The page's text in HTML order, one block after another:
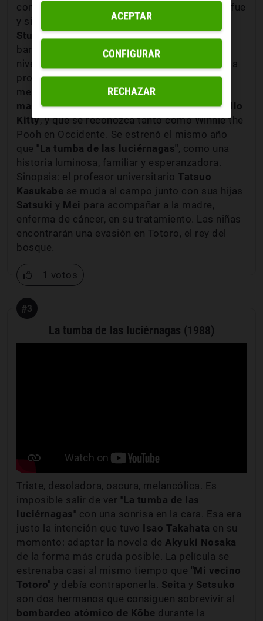
compañía por casualidad.
"Mi vecino Totoro"
fue
y sigue siendo la película más arriesgada de
Studio Ghibli: salvó sus cuentas de la
bancarrota y proyectó la imagen del equipo a
nivel internacional. Siendo sinceros, más que la
propia cinta lo que lo petó de verdad fue el
merchandising. De ahí queTotoro sea hoy la
mascota más famosa de Japón junto con Hello
Kitty, y que se reconozca tanto como Winnie the
Pooh en Occidente. Se estrenó el mismo año
que "La tumba de las luciérnagas", como una
historia luminosa, familiar y esperanzadora.
Sinopsis: el profesor universitario Tatsuo
Kasukabe se muda al campo junto con sus hijas
Satsuki y Mei para acompañar a la madre,
enferma de cáncer, en su tratamiento. Las niñas
encontrarán una evasión en Totoro, el rey del
bosque.
1 votos
#3
La tumba de las luciérnagas (1988)
Triste, desoladora, oscura, melancólica. Es
imposible salir de ver "La tumba de las
luciérnagas" con una sonrisa en la cara. Esa era
justo la intención que tuvo Isao Takahata en su
momento: adaptar la novela de Akyuki Nosaka
de la forma más cruda posible. La película se
estrenaba casi al mismo tiempo que "Mi vecino
Totoro" y debía contraponerla. Seita y Setsuko
son dos hermanos que consiguen sobrevivir al
bombardeo atómico de Kōbe durante la
RECHAZAR
ACEPTAR
CONFIGURAR